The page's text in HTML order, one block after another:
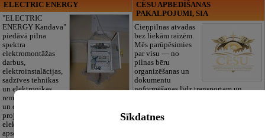
ELECTRIC ENERGY
"ELECTRIC
ENERGY Kandava"
piedāvā pilna
spektra
elektromontāžas
darbus,
elektroinstalācijas,
sadzīves tehnikas
un elektronikas
remontu, vājstrāvas
un drošības sistēmu izbūvi, kā arī
projektēšanu, mērījumus un
elektrosaimniecības drošības riskus
apsekošanu.
CĒSU APBEDĪŠANAS
PAKALPOJUMI, SIA
Cieņpilnas atvadas
bez liekām raizēm.
Mēs parūpēsimies
par visu — no
pilnas bēru
organizēšanas un
dokumentu
noformēšanas līdz transportam un
tautiskās segas aizgājēja piemiņas
Sīkdatnes